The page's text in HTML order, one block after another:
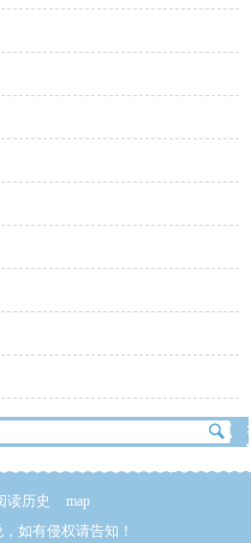
读历史
map
如有侵权请告知！